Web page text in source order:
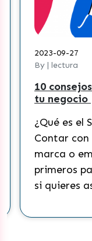
para
el SEO y para
un sitio web
empresa es uno
pasos que
asegurar […]